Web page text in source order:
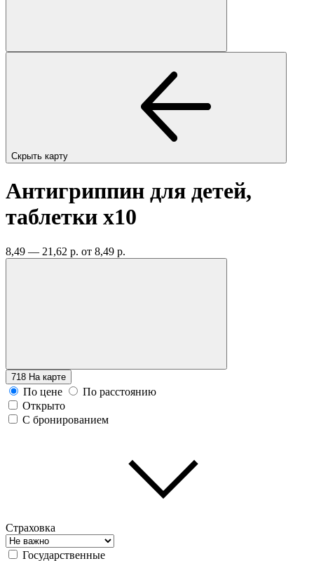
Скрыть карту
Антигриппин для детей,
таблетки x10
8,49 — 21,62 р. от 8,49 р.
718 На карте
По цене
По расстоянию
Открыто
С бронированием
Страховка
Государственные